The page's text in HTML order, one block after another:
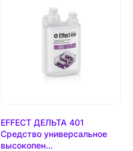
EFFECT ДЕЛЬТА 401
Средство универсальное
высокопен...